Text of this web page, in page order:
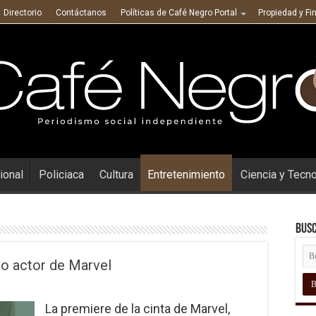
Directorio Contáctanos Políticas de Café Negro Portal Propiedad y
Policiaca Cultura Entretenimiento Ciencia y
actor de Marvel
La premiere de la cinta de Marvel,